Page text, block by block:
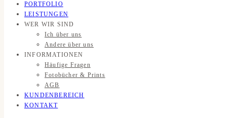
PORTFOLIO
LEISTUNGEN
WER WIR SIND
Ich über uns
Andere über uns
INFORMATIONEN
Häufige Fragen
Fotobücher & Prints
AGB
KUNDENBEREICH
KONTAKT